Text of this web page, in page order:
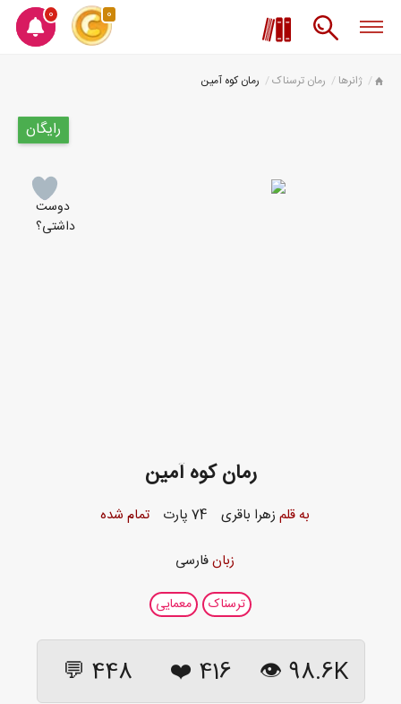
0 0
ژانرها رمان ترسناک رمان کوه آمین
رایگان
دوست
داشتی؟
رمان کوه آمین
به قلم زهرا باقری 74 پارت تمام شده
زبانفارسی
ترسناک معمایی
98.6K 👁
416
❤️
448 💬